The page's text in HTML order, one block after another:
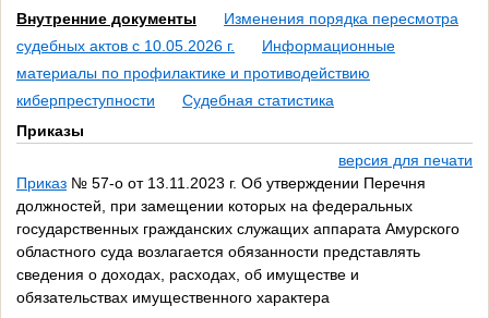
Внутренние документы
Изменения порядка пересмотра
судебных актов с 10.05.2026 г.
Информационные
материалы по профилактике и противодействию
киберпреступности
Судебная статистика
Приказы
версия для печати
Приказ № 57-о от 13.11.2023 г. Об утверждении Перечня
должностей, при замещении которых на федеральных
государственных гражданских служащих аппарата Амурского
областного суда возлагается обязанности представлять
сведения о доходах, расходах, об имуществе и
обязательствах имущественного характера